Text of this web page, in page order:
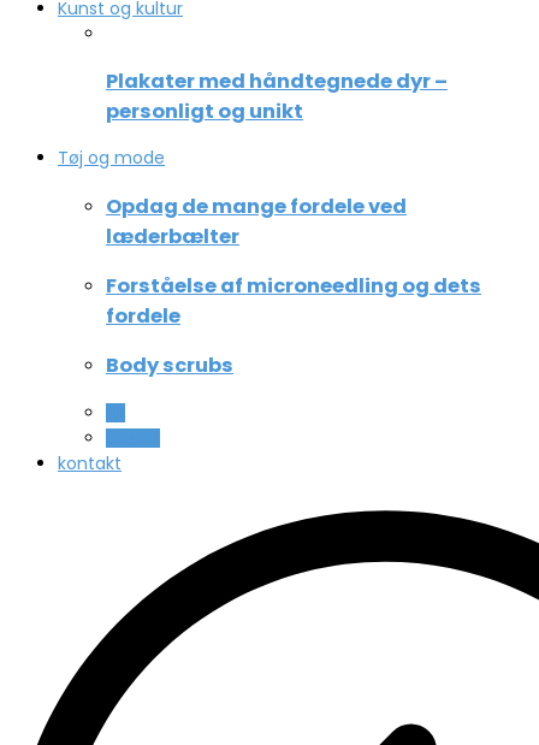
Kunst og kultur
Plakater med håndtegnede dyr –
personligt og unikt
Tøj og mode
Opdag de mange fordele ved
læderbælter
Forståelse af microneedling og dets
fordele
Body scrubs
kontakt